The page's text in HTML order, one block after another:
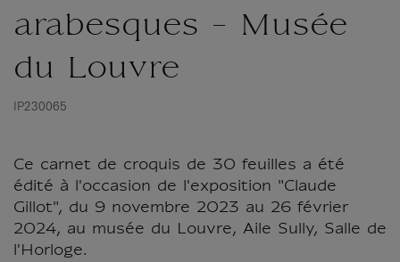
arabesques - Musée
du Louvre
IP230065
Ce carnet de croquis de 30 feuilles a été
édité à l'occasion de l'exposition "Claude
Gillot", du 9 novembre 2023 au 26 février
2024, au musée du Louvre, Aile Sully, Salle de
l'Horloge.